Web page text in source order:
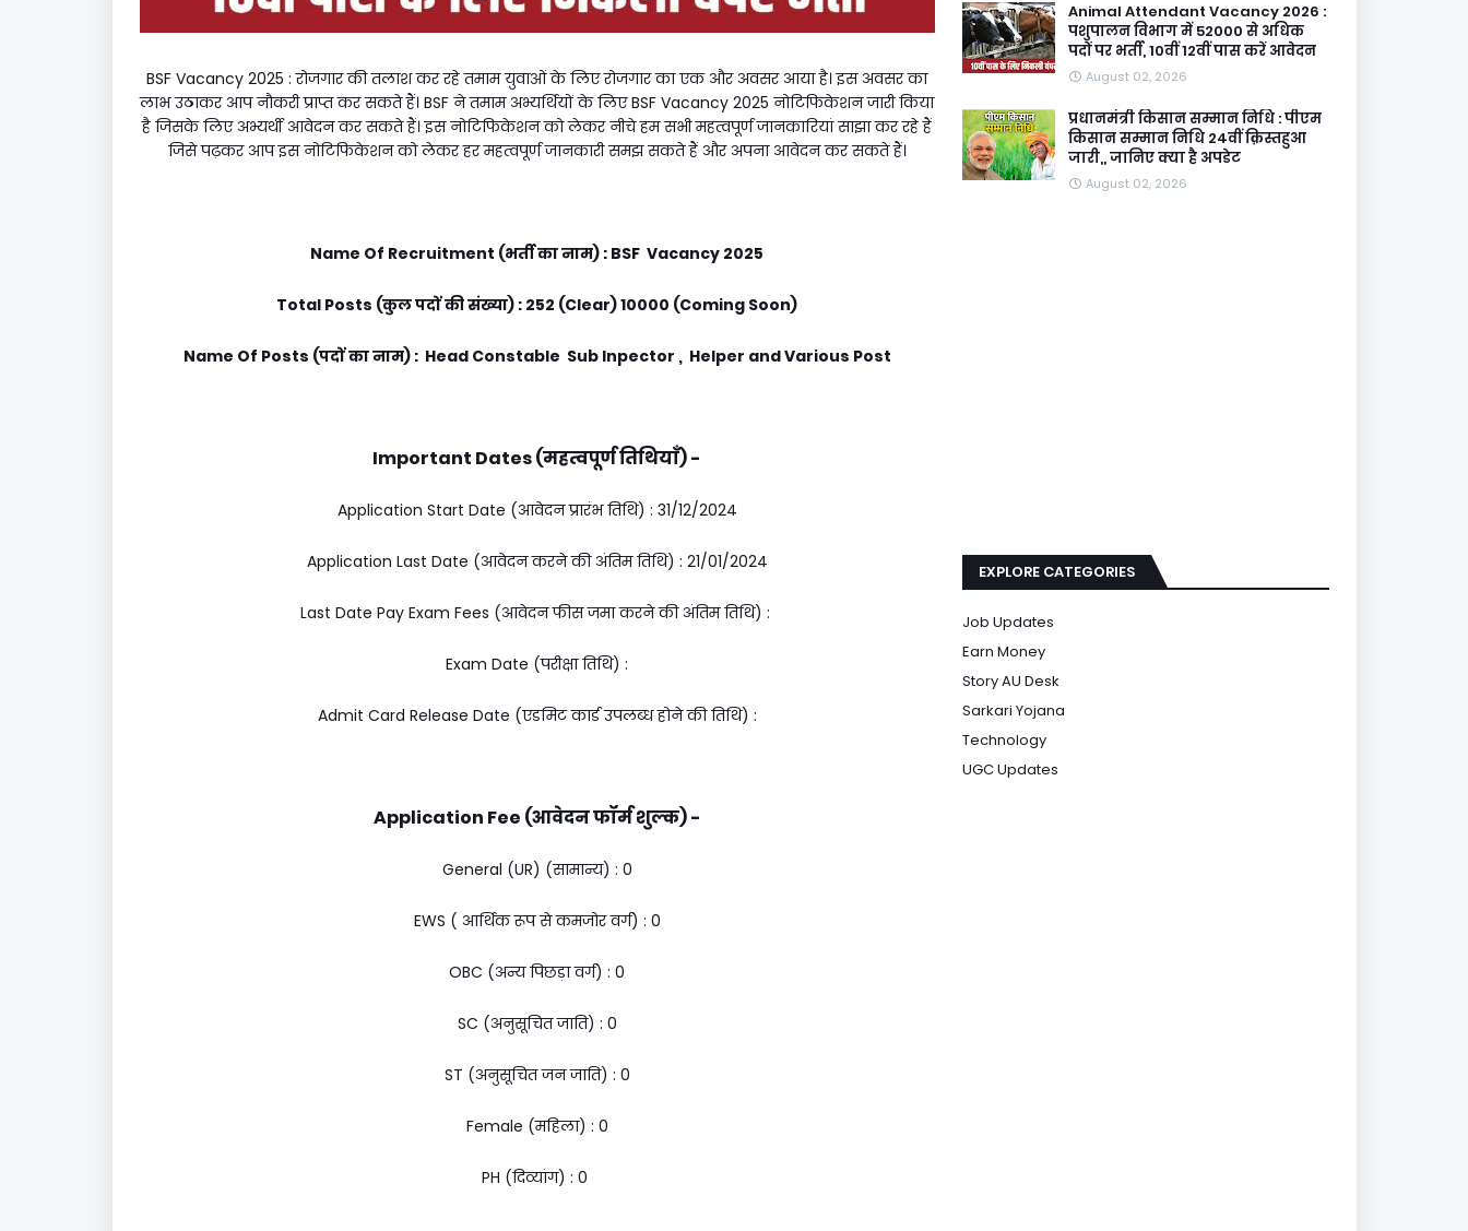
BSF Vacancy 2025 : रोजगार की तलाश कर रहे तमाम युवाओं के लिए रोजगार का एक और अवसर आया है। इस अवसर का
लाभ उठाकर आप नौकरी प्राप्त कर सकते हैं। BSF ने तमाम अभ्यर्थियों के लिए BSF Vacancy 2025 नोटिफिकेशन जारी किया
है जिसके लिए अभ्यर्थी आवेदन कर सकते हैं। इस नोटिफिकेशन को लेकर नीचे हम सभी महत्वपूर्ण जानकारियां साझा कर रहे हैं
जिसे पढ़कर आप इस नोटिफिकेशन को लेकर हर महत्वपूर्ण जानकारी समझ सकते हैं और अपना आवेदन कर सकते हैं।
Name Of Recruitment (भर्ती का नाम) : BSF Vacancy 2025
Total Posts (कुल पदों की संख्या) : 252 (Clear) 10000 (Coming Soon)
Name Of Posts (पदों का नाम) : Head Constable Sub Inpector , Helper and Various Post
Important Dates (महत्वपूर्ण तिथियाँ) -
Application Start Date (आवेदन प्रारंभ तिथि) : 31/12/2024
Application Last Date (आवेदन करने की अंतिम तिथि) : 21/01/2024
Last Date Pay Exam Fees (आवेदन फीस जमा करने की अंतिम तिथि) :
Exam Date (परीक्षा तिथि) :
Admit Card Release Date (एडमिट कार्ड उपलब्ध होने की तिथि) :
Application Fee (आवेदन फॉर्म शुल्क) -
General (UR) (सामान्य) : ₹0
EWS ( आर्थिक रूप से कमजोर वर्ग) : ₹0
OBC (अन्य पिछड़ा वर्ग) : ₹0
SC (अनुसूचित जाति) : ₹0
ST (अनुसूचित जन जाति) : ₹0
Female (महिला) : ₹0
PH (दिव्यांग) : ₹0
Animal Attendant Vacancy 2026 :
पशुपालन विभाग में 52000 से अधिक
पदों पर भर्ती, 10वीं 12वीं पास करें आवेदन
August 02, 2026
प्रधानमंत्री किसान सम्मान निधि : पीएम
किसान सम्मान निधि 24वीं क़िस्तहुआ
जारी,, जानिए क्या है अपडेट
August 02, 2026
EXPLORE CATEGORIES
Job Updates
Earn Money
Story AU Desk
Sarkari Yojana
Technology
UGC Updates